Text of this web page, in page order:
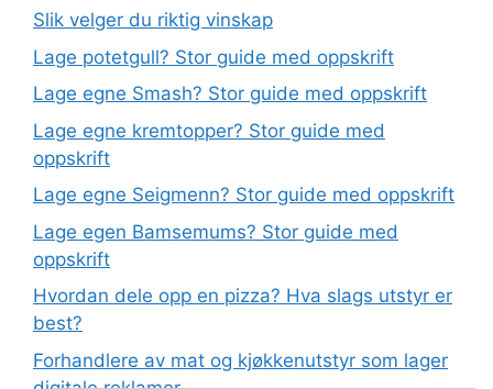
Slik velger du riktig vinskap
Lage potetgull? Stor guide med oppskrift
Lage egne Smash? Stor guide med oppskrift
Lage egne kremtopper? Stor guide med
oppskrift
Lage egne Seigmenn? Stor guide med oppskrift
Lage egen Bamsemums? Stor guide med
oppskrift
Hvordan dele opp en pizza? Hva slags utstyr er
best?
Forhandlere av mat og kjøkkenutstyr som lager